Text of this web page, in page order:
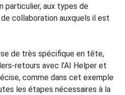
particulier, aux types de
collaboration auxquels il est
de très spécifique en tête,
retours avec l’AI Helper et
comme dans cet exemple
les étapes nécessaires à la